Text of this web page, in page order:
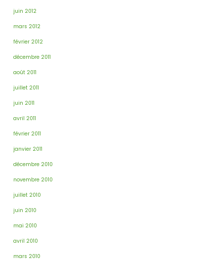
juin 2012
mars 2012
février 2012
décembre 2011
août 2011
juillet 2011
juin 2011
avril 2011
février 2011
janvier 2011
décembre 2010
novembre 2010
juillet 2010
juin 2010
mai 2010
avril 2010
mars 2010